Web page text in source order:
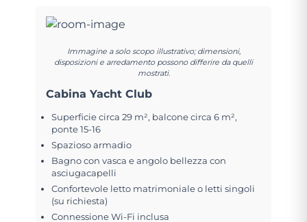
Immagine a solo scopo illustrativo; dimensioni,
disposizioni e arredamento possono differire da quelli
mostrati.
Cabina Yacht Club
Superficie circa 29 m², balcone circa 6 m²,
ponte 15-16
Spazioso armadio
Bagno con vasca e angolo bellezza con
asciugacapelli
Confortevole letto matrimoniale o letti singoli
(su richiesta)
Connessione Wi-Fi inclusa